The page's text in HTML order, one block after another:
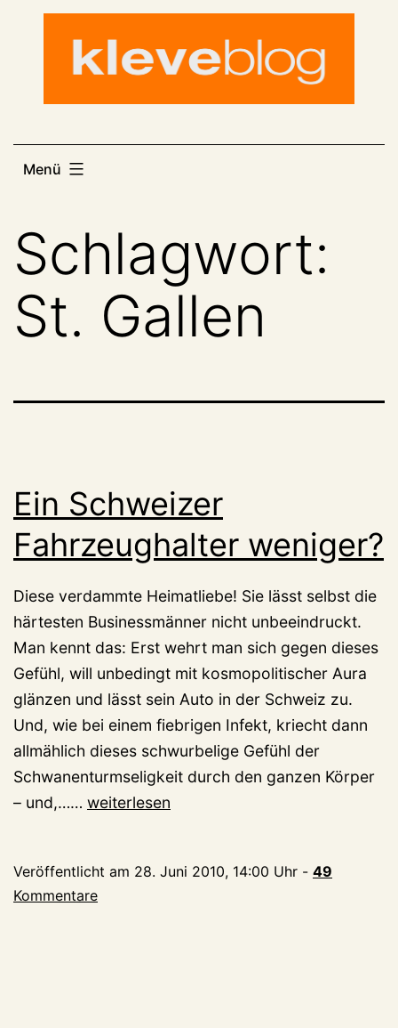
Menü
Schlagwort:
St. Gallen
Ein Schweizer
Fahrzeughalter weniger?
Diese verdammte Heimatliebe! Sie lässt selbst die
härtesten Businessmänner nicht unbeeindruckt.
Man kennt das: Erst wehrt man sich gegen dieses
Gefühl, will unbedingt mit kosmopolitischer Aura
glänzen und lässt sein Auto in der Schweiz zu.
Und, wie bei einem fiebrigen Infekt, kriecht dann
allmählich dieses schwurbelige Gefühl der
Schwanenturmseligkeit durch den ganzen Körper
– und,…… Ein
weniger?
weiterlesen
Veröffentlicht am 28. Juni 2010, 14:00 Uhr - 49
Kommentare